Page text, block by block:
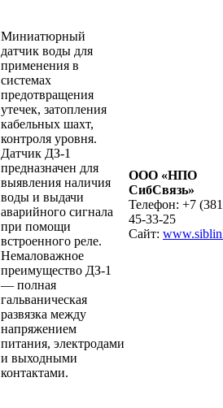
Миниатюрный
датчик воды для
применения в
системах
предотвращения
утечек, затопления
кабельных шахт,
контроля уровня.
Датчик ДЗ-1
предназначен для
выявления наличия
воды и выдачи
аварийного сигнала
при помощи
встроенного реле.
Немаловажное
преимущество ДЗ-1
— полная
гальваническая
развязка между
напряжением
питания, электродами
и выходными
контактами.
ООО «НПО
СибСвязь»
Телефон: +7
45-33-25
Сайт: